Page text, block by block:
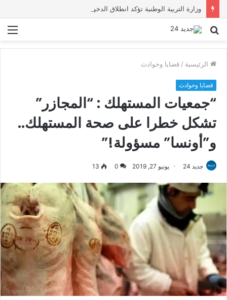
بحث
الرئيسية / قضايا وحوادث
قضايا وحوادث
“جمعيات المستهلك : “المجازر”
تشكل خطرا على صحة المستهلك..
و”أونسا” مسؤولة!”
جديد 24 يونيو 27, 2019 0
13